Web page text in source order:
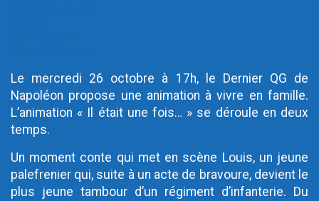
Le mercredi 26 octobre à 17h, le Dernier QG de
Napoléon propose une animation à vivre en famille.
L’animation « Il était une fois… » se déroule en deux
temps.
Un moment conte qui met en scène Louis, un jeune
palefrenier qui, suite à un acte de bravoure, devient le
plus jeune tambour d’un régiment d’infanterie. Du